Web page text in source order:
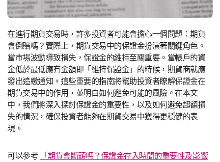
在進行期貨交易時，許多投資者可能會擔心一個問題：期貨
會倒賠嗎？實際上，期貨交易中的保證金扮演著關鍵角色。
當市場波動導致損失，保證金的維持至關重要。當帳戶的資
金低於最低應有金額即「維持保證金」的時候，期貨商就應
發出追繳通知。這些重要的指南將幫助投資者瞭解保證金在
期貨交易中的作用，並明白如何避免可能的風險。在本文
中，我們將深入探討保證金的重要性，以及如何避免超額損
失的情況，確保投資者能夠在期貨交易中獲得更穩健的表
現。
可以參考
「期貨會斷頭嗎？保證金存入時間的重要性及影響